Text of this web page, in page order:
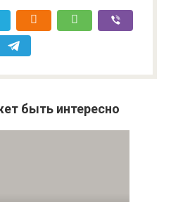
быть интересно